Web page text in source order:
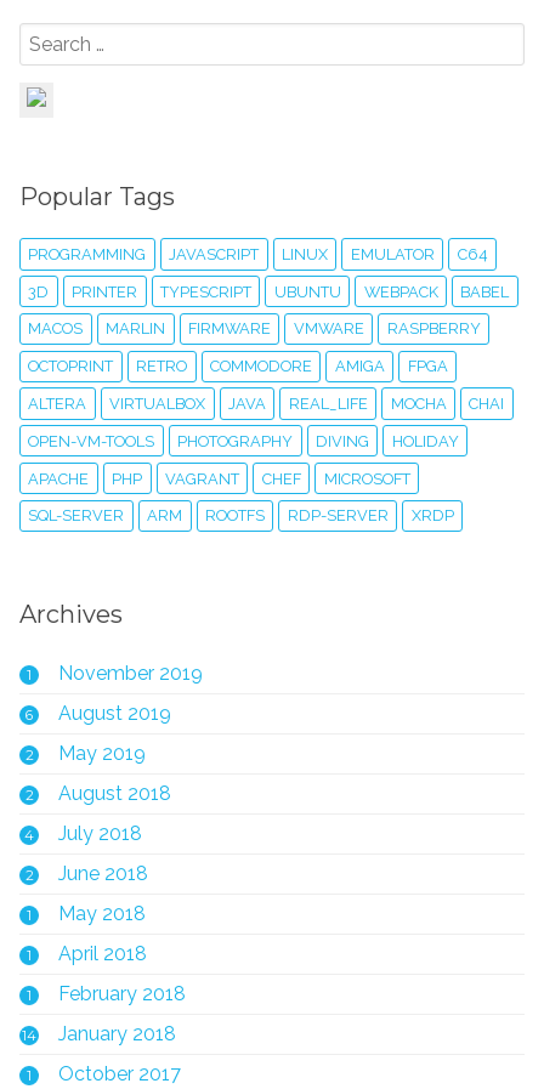
Popular Tags
PROGRAMMING JAVASCRIPT LINUX EMULATOR C64
3D PRINTER TYPESCRIPT UBUNTU WEBPACK BABEL
MACOS MARLIN FIRMWARE VMWARE RASPBERRY
OCTOPRINT RETRO COMMODORE AMIGA FPGA
ALTERA VIRTUALBOX JAVA REAL_LIFE MOCHA CHAI
OPEN-VM-TOOLS PHOTOGRAPHY DIVING HOLIDAY
APACHE PHP VAGRANT CHEF MICROSOFT
SQL-SERVER ARM ROOTFS RDP-SERVER XRDP
Archives
1 November 2019
6 August 2019
2 May 2019
2 August 2018
4 July 2018
2 June 2018
1 May 2018
1 April 2018
1 February 2018
14 January 2018
1 October 2017